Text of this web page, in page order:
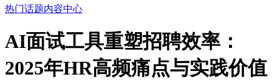
热门话题内容中心
AI面试工具重塑招聘效率：
2025年HR高频痛点与实践价值